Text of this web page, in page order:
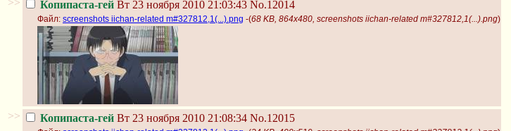
>> Копипаста-гей Вт 23 ноября 2010 21:03:43 No.12014
Файл: screenshots iichan-related m#327812,1(...).png -(68 KB, 864x480, screenshots iichan-related m#327812,1(...).png)
>> Копипаста-гей Вт 23 ноября 2010 21:08:34 No.12015